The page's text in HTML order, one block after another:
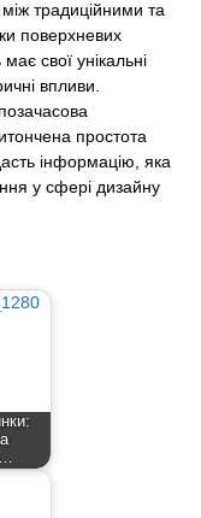
традиційними та
поверхневих
свої унікальні
впливи.
простота
інформацію, яка
у сфері дизайну